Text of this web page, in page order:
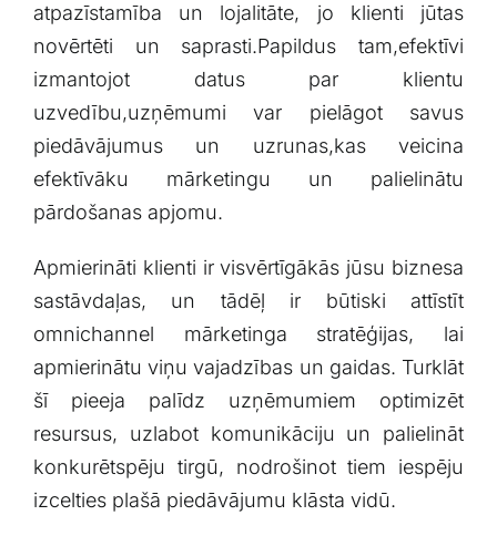
atpazīstamība un lojalitāte, jo klienti jūtas⁣
novērtēti un saprasti.Papildus tam,efektīvi
izmantojot datus ⁢par⁢ klientu
⁢uzvedību,uzņēmumi var pielāgot savus
piedāvājumus un‌ uzrunas,kas veicina
efektīvāku mārketingu un⁢ palielinātu
⁢pārdošanas apjomu.
Apmierināti klienti ir visvērtīgākās⁤ jūsu biznesa
sastāvdaļas, un ‌tādēļ ir būtiski ‌attīstīt
omnichannel mārketinga stratēģijas, lai
apmierinātu viņu vajadzības un gaidas. Turklāt
šī​ pieeja palīdz uzņēmumiem optimizēt​
resursus, uzlabot komunikāciju un palielināt
konkurētspēju tirgū, ⁣nodrošinot⁢ tiem‍ iespēju
izcelties plašā​ piedāvājumu⁣ klāsta vidū.